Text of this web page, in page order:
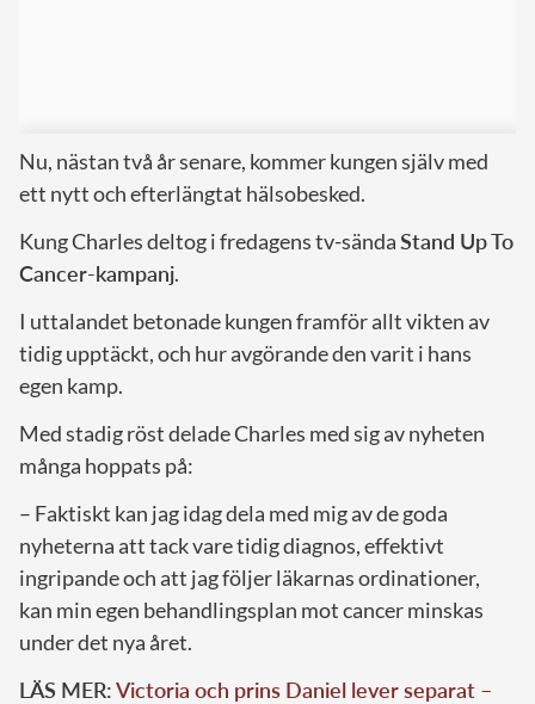
Nu, nästan två år senare, kommer kungen själv med
ett nytt och efterlängtat hälsobesked.
Kung Charles deltog i fredagens tv-sändaStand Up To
Cancer-kampanj.
I uttalandet betonade kungen framför allt vikten av
tidig upptäckt, och hur avgörande den varit i hans
egen kamp.
Med stadig röst delade Charles med sig av nyheten
många hoppats på:
– Faktiskt kan jag idag dela med mig av de goda
nyheterna att tack vare tidig diagnos, effektivt
ingripande och att jag följer läkarnas ordinationer,
kan min egen behandlingsplan mot cancer minskas
under det nya året.
LÄS MER:Victoria och prins Daniel lever separat –